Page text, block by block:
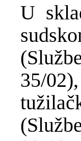
U
35/